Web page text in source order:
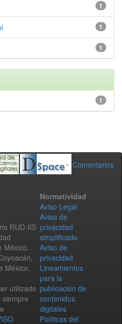
1
1
1
1
Comentarios
RUD-IIS
México.
México,
utilizado
siempre
Normatividad
Aviso Legal
Aviso de
privacidad
simplificado
Aviso de
privacidad
Lineamientos
para la
publicación de
contenidos
digitales
Políticas del